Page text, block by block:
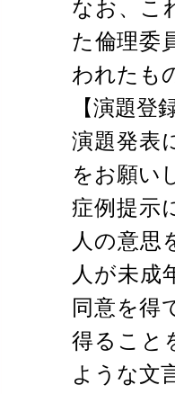
なお、こ
た倫理委
われたも
【演題登
演題発表
をお願い
症例提示
人の意思
人が未成
同意を得
得ること
ような文